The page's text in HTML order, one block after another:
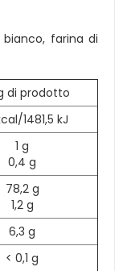
farina di
di prodotto
1481,5 kJ
1 g
0,4 g
78,2 g
1,2 g
6,3 g
< 0,1 g